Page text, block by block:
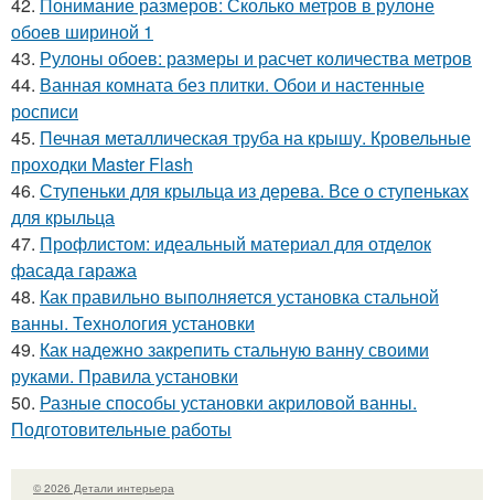
обоев шириной 1
43. Рулоны обоев: размеры и расчет количества метров
44. Ванная комната без плитки. Обои и настенные
росписи
45. Печная металлическая труба на крышу. Кровельные
проходки Master Flash
46. Ступеньки для крыльца из дерева. Все о ступеньках
для крыльца
47. Профлистом: идеальный материал для отделок
фасада гаража
48. Как правильно выполняется установка стальной
ванны. Технология установки
49. Как надежно закрепить стальную ванну своими
руками. Правила установки
50. Разные способы установки акриловой ванны.
Подготовительные работы
© 2026 Детали интерьера